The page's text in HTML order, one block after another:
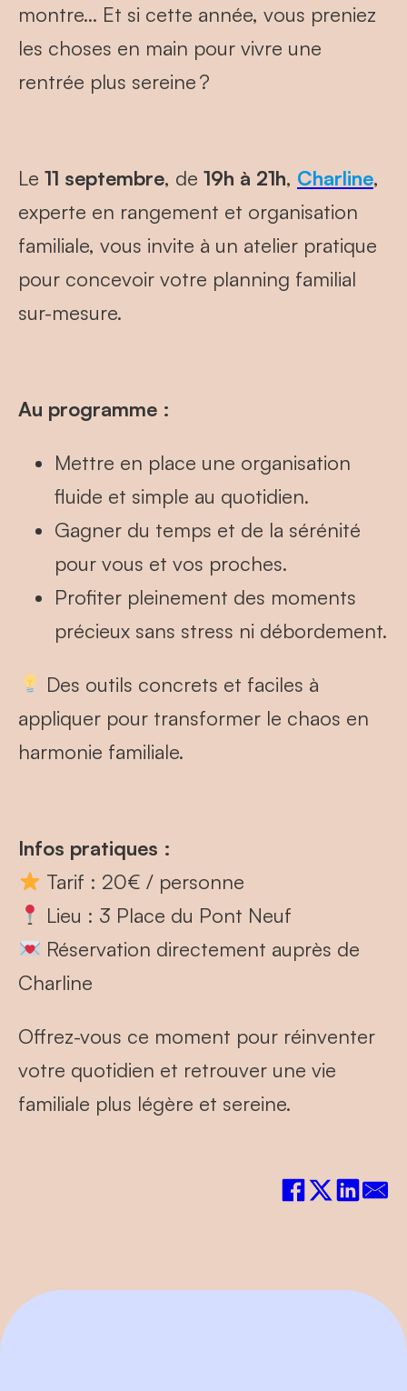
santé
salon de thé
sport
montre… Et si cette année, vous preniez
les choses en main pour vivre une
rentrée plus sereine ?
Le 11 septembre, de 19h à 21h, Charline,
experte en rangement et organisation
familiale, vous invite à un atelier pratique
pour concevoir votre planning familial
sur-mesure.
Au programme :
Mettre en place une organisation
fluide et simple au quotidien.
Gagner du temps et de la sérénité
pour vous et vos proches.
Profiter pleinement des moments
précieux sans stress ni débordement.
Des outils concrets et faciles à
appliquer pour transformer le chaos en
harmonie familiale.
Infos pratiques :
Tarif : 20€ / personne
Lieu : 3 Place du Pont Neuf
Réservation directement auprès de
Charline
Offrez-vous ce moment pour réinventer
votre quotidien et retrouver une vie
familiale plus légère et sereine.